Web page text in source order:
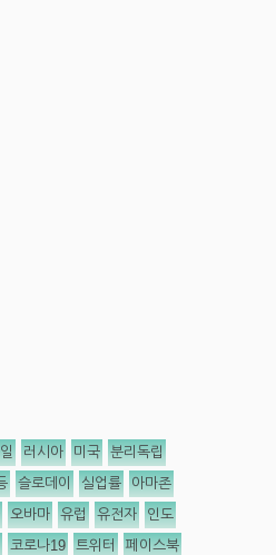
러시아 미국 분리독립
슬로데이 실업률 아마존
오바마 유럽 유전자 인도
코로나19 트위터 페이스북